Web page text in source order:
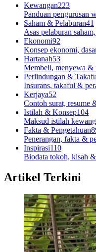
Kewangan223
Panduan pengurusan
Saham & Pelaburan41
Asas pelaburan
Ekonomi92
Konsep ekonomi,
Hartanah53
Membeli, menyewa &
Perlindungan &
Insurans, takaful &
Kerjaya52
Contoh surat, resume
Istilah & Konsep104
Maksud istilah
Fakta & Pengetahuan
Penerangan, fakta &
Inspirasi110
Biodata tokoh, kisah
Artikel Terkini